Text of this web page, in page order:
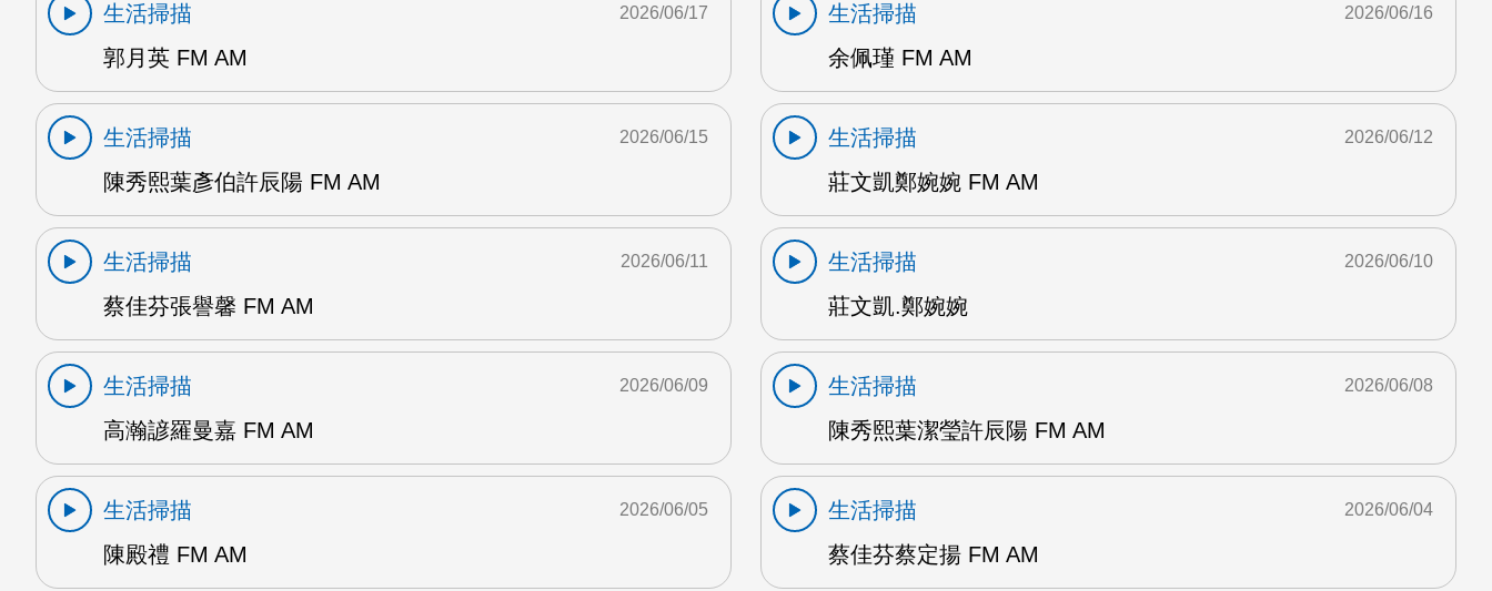
生活掃描
郭月英 FM AM
2026/06/17
生活掃描
余佩瑾 FM AM
2026/06/16
生活掃描
陳秀熙葉彥伯許辰陽 FM AM
2026/06/15
生活掃描
莊文凱鄭婉婉 FM AM
2026/06/12
生活掃描
蔡佳芬張譽馨 FM AM
2026/06/11
生活掃描
莊文凱.鄭婉婉
2026/06/10
生活掃描
高瀚諺羅曼嘉 FM AM
2026/06/09
生活掃描
陳秀熙葉潔瑩許辰陽 FM AM
2026/06/08
生活掃描
陳殿禮 FM AM
2026/06/05
生活掃描
蔡佳芬蔡定揚 FM AM
2026/06/04